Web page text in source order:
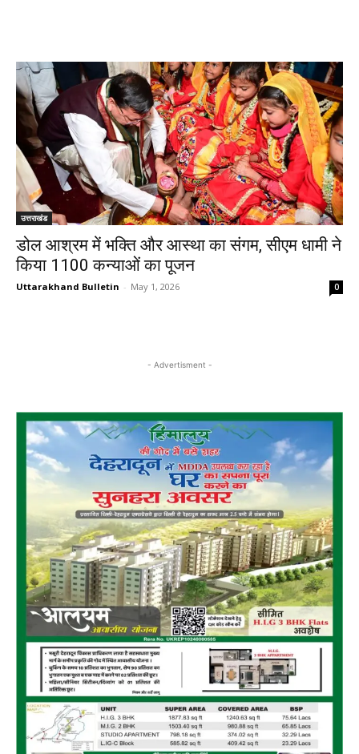
उत्तराखंड
डोल आश्रम में भक्ति और आस्था का संगम, सीएम धामी ने
किया 1100 कन्याओं का पूजन
Uttarakhand Bulletin - May 1, 2026 0
- Advertisment -